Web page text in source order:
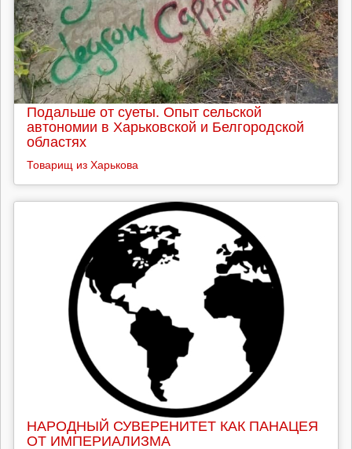
Подальше от суеты. Опыт сельской
автономии в Харьковской и Белгородской
областях
Товарищ из Харькова
НАРОДНЫЙ СУВЕРЕНИТЕТ КАК ПАНАЦЕЯ
ОТ ИМПЕРИАЛИЗМА